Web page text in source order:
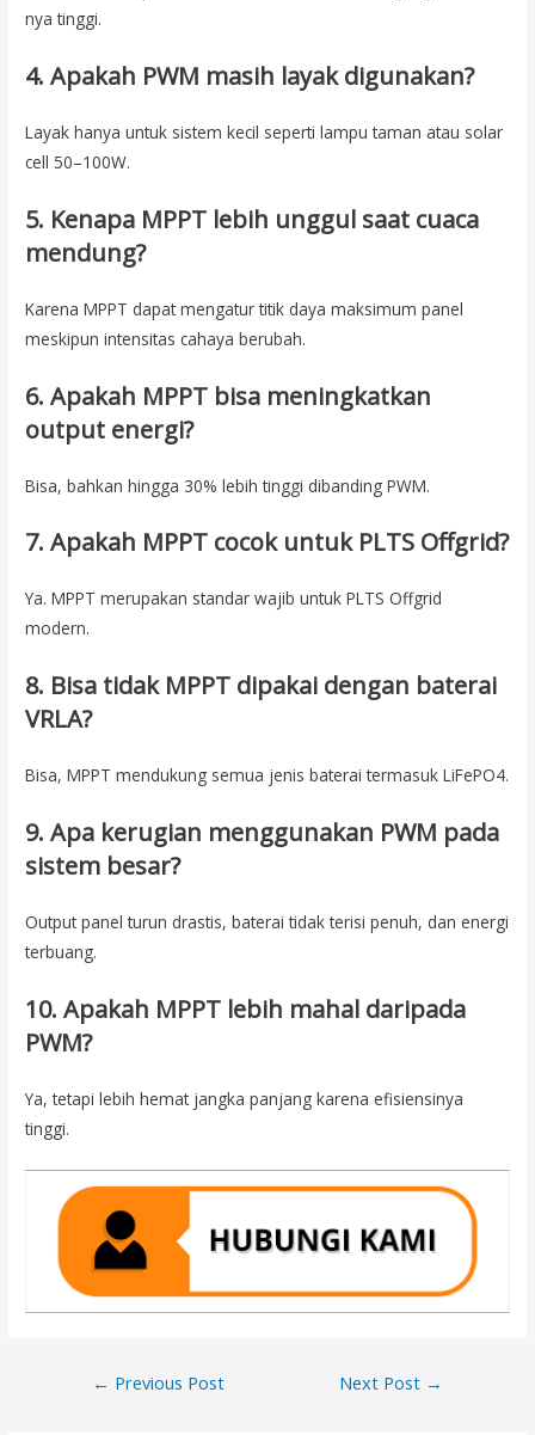
nya tinggi.
4. Apakah PWM masih layak digunakan?
Layak hanya untuk sistem kecil seperti lampu taman atau solar
cell 50–100W.
5. Kenapa MPPT lebih unggul saat cuaca
mendung?
Karena MPPT dapat mengatur titik daya maksimum panel
meskipun intensitas cahaya berubah.
6. Apakah MPPT bisa meningkatkan
output energi?
Bisa, bahkan hingga 30% lebih tinggi dibanding PWM.
7. Apakah MPPT cocok untuk PLTS Offgrid?
Ya. MPPT merupakan standar wajib untuk PLTS Offgrid
modern.
8. Bisa tidak MPPT dipakai dengan baterai
VRLA?
Bisa, MPPT mendukung semua jenis baterai termasuk LiFePO4.
9. Apa kerugian menggunakan PWM pada
sistem besar?
Output panel turun drastis, baterai tidak terisi penuh, dan energi
terbuang.
10. Apakah MPPT lebih mahal daripada
PWM?
Ya, tetapi lebih hemat jangka panjang karena efisiensinya
tinggi.
← Previous Post Next Post →